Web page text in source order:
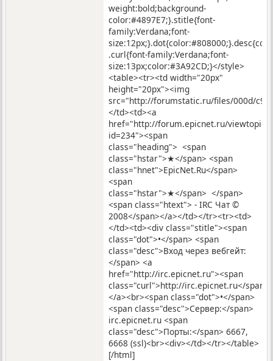
weight:bold;background-
color:#4897E7;}.stitle{font-
family:Verdana;font-
.curl{font-family:Verdana;font-
size:13px;color:#3A92CD;}</style>
<table><tr><td width="20px"
height="20px"><img
src="http://forumstatic.ru/files/000d/c9/
</td><td><a
href="http://forum.epicnet.ru/
id=234"><span
class="heading"> <span
class="hstar">★</span> <span
class="hnet">EpicNet.Ru</span>
<span
class="hstar">★</span> </span>
<span class="htext"> - IRC Чат ©
2008</span></a></td></tr><tr><td>
</td><td><div class="stitle"><span
class="dot">•</span> <span
class="desc">Вход через вебгейт:
</span> <a
href="http://irc.epicnet.ru"><span
class="curl">http://irc.epicnet.ru</span>
</a><br><span class="dot">•</span>
<span class="desc">Сервер:</span>
irc.epicnet.ru <span
class="desc">Порты:</span> 6667,
6668 (ssl)<br><div></td></tr></table>
[/html]